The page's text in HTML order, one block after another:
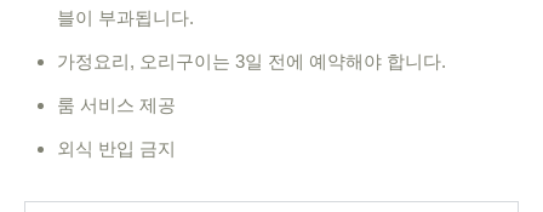
블이 부과됩니다.
가정요리, 오리구이는 3일 전에 예약해야 합니다.
룸 서비스 제공
외식 반입 금지